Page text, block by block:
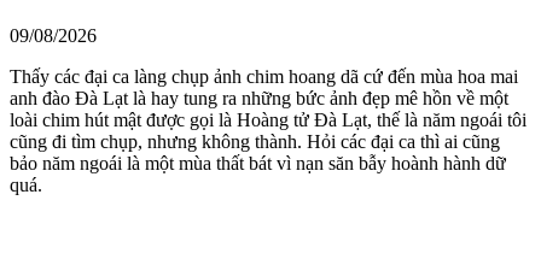
09/08/2026
Thấy các đại ca làng chụp ảnh chim hoang dã cứ đến mùa hoa mai
anh đào Đà Lạt là hay tung ra những bức ảnh đẹp mê hồn về một
loài chim hút mật được gọi là Hoàng tử Đà Lạt, thế là năm ngoái tôi
cũng đi tìm chụp, nhưng không thành. Hỏi các đại ca thì ai cũng
bảo năm ngoái là một mùa thất bát vì nạn săn bẫy hoành hành dữ
quá.